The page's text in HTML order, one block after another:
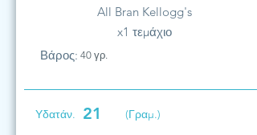
All Bran Kellogg's
x1 τεμάχιο
Βάρος: 40 γρ.
Υδατάν. 21 (Γραμ.)